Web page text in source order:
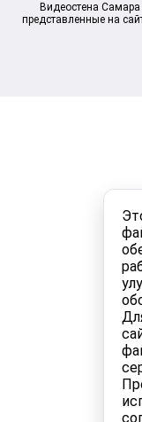
Видеостена
представленные на